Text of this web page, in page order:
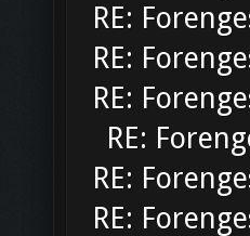
RE:
RE:
RE:
RE:
RE:
RE: